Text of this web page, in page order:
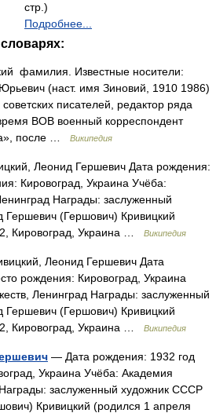
стр.)
Подробнее...
фамилия. Известные носители:
(наст. имя Зиновий, 1910 1986)
писателей, редактор ряда
ВОВ военный корреспондент
после …
Википедия
Леонид Гершевич Дата рождения:
Кировоград, Украина Учёба:
Награды: заслуженный
(Гершович) Кривицкий
Кировоград, Украина …
Википедия
Леонид Гершевич Дата
рождения: Кировоград, Украина
Ленинград Награды: заслуженный
(Гершович) Кривицкий
Кировоград, Украина …
Википедия
— Дата рождения: 1932 год
Украина Учёба: Академия
заслуженный художник СССР
Кривицкий (родился 1 апреля